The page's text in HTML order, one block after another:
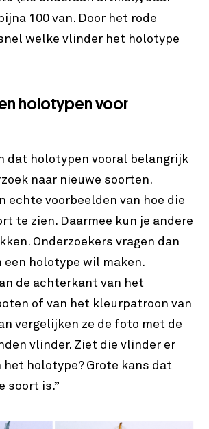
100 van. Door het rode
welke vlinder het holotype
holotypen voor
dat holotypen vooral belangrijk
naar nieuwe soorten.
echte voorbeelden van hoe die
te zien. Daarmee kun je andere
Onderzoekers vragen dan
een holotype wil maken.
de achterkant van het
of van het kleurpatroon van
vergelijken ze de foto met de
vlinder. Ziet die vlinder er
het holotype? Grote kans dat
soort is.”